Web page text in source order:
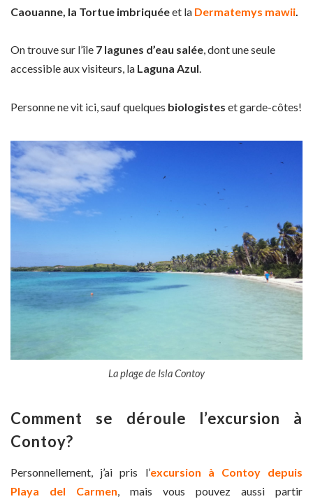
Caouanne, la Tortue imbriquéeet la Dermatemys mawii.
On trouve sur l’île 7 lagunes d’eau salée, dont une seule
accessible aux visiteurs, la Laguna Azul.
Personne ne vit ici, sauf quelques biologistes et garde-côtes!
La plage de Isla Contoy
Comment se déroule l’excursion à
Contoy?
Personnellement, j’ai pris l’excursion à Contoy depuis
Playa del Carmen, mais vous pouvez aussi partir